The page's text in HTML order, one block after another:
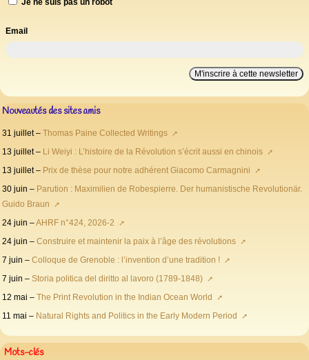
Je ne suis pas un robot
Email
Nouveautés des sites amis
31 juillet – Thomas Paine Collected Writings
13 juillet – Li Weiyi : L’histoire de la Révolution s’écrit aussi en chinois
13 juillet – Prix de thèse pour notre adhérent Giacomo Carmagnini
30 juin – Parution : Maximilien de Robespierre. Der humanistische Revolutionär.
Guido Braun
24 juin –AHRF n°424, 2026-2
24 juin – Construire et maintenir la paix à l’âge des révolutions
7 juin – Colloque de Grenoble : l’invention d’une tradition !
7 juin – Storia politica del diritto al lavoro (1789-1848)
12 mai – The Print Revolution in the Indian Ocean World
11 mai – Natural Rights and Politics in the Early Modern Period
Mots-clés